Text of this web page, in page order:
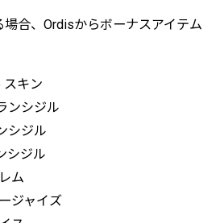
合、Ordisからボーナスアイテム
スキン
ンシジル
シジル
シジル
ム
ジャイズ